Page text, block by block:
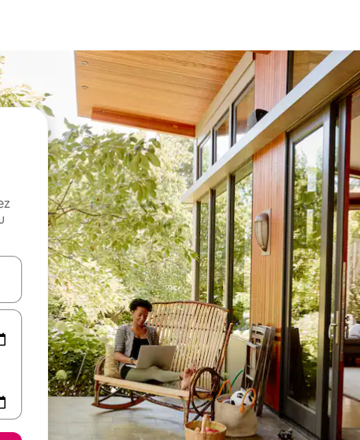
vers le haut et vers le bas pour les parcourir ou en appuyant et en